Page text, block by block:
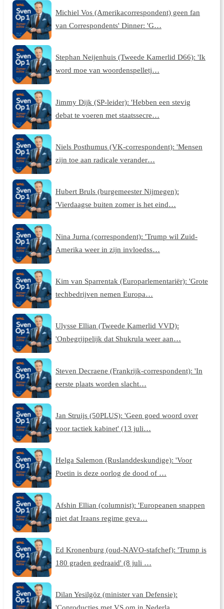
Michiel Vos (Amerikacorrespondent) geen fan
van Correspondents' Dinner: 'G…
Stephan Neijenhuis (Tweede Kamerlid D66): 'Ik
word moe van woordenspelletj…
Jimmy Dijk (SP-leider): 'Hebben een stevig
debat te voeren met staatssecre…
Niels Posthumus (VK-correspondent): 'Mensen
zijn toe aan radicale verander…
Hubert Bruls (burgemeester Nijmegen):
'Vierdaagse buiten zomer is het eind…
Nina Jurna (correspondent): 'Trump wil Zuid-
Amerika weer in zijn invloedss…
Kim van Sparrentak (Europarlementariër): 'Grote
techbedrijven nemen Europa…
Ulysse Ellian (Tweede Kamerlid VVD):
'Onbegrijpelijk dat Shukrula weer aan…
Steven Decraene (Frankrijk-correspondent): 'In
eerste plaats worden slacht…
Jan Struijs (50PLUS): 'Geen goed woord over
voor tactiek kabinet' (13 juli…
Helga Salemon (Ruslanddeskundige): 'Voor
Poetin is deze oorlog de dood of …
Afshin Ellian (columnist): 'Europeanen snappen
niet dat Iraans regime geva…
Ed Kronenburg (oud-NAVO-stafchef): 'Trump is
180 graden gedraaid' (8 juli …
Dilan Yesilgöz (minister van Defensie):